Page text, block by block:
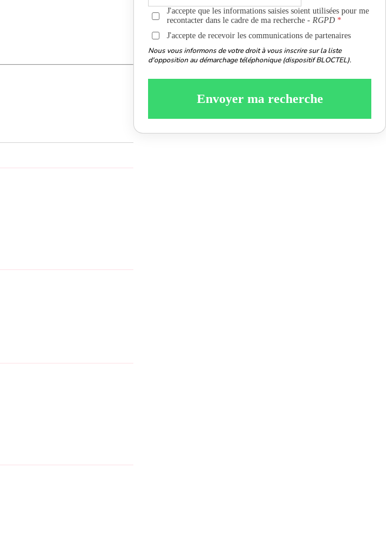
J'accepte que les informations saisies soient utilisées pour me
recontacter dans le cadre de ma recherche -RGPD
J'accepte de recevoir les communications de partenaires
Nous vous informons de votre droit à vous inscrire sur la liste
d'opposition au démarchage téléphonique (dispositif BLOCTEL).
Envoyer ma recherche